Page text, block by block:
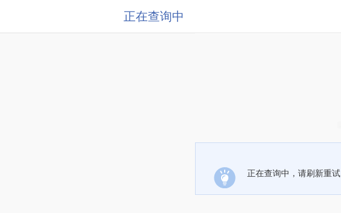
正在查询中
正在查询中，请刷新重试